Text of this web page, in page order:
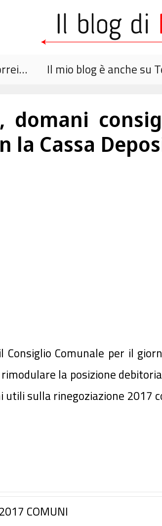
Il mio blog è anche su
domani
la Cassa
Consiglio Comunale per il
la posizione
sulla rinegoziazione 2017
COMUNI